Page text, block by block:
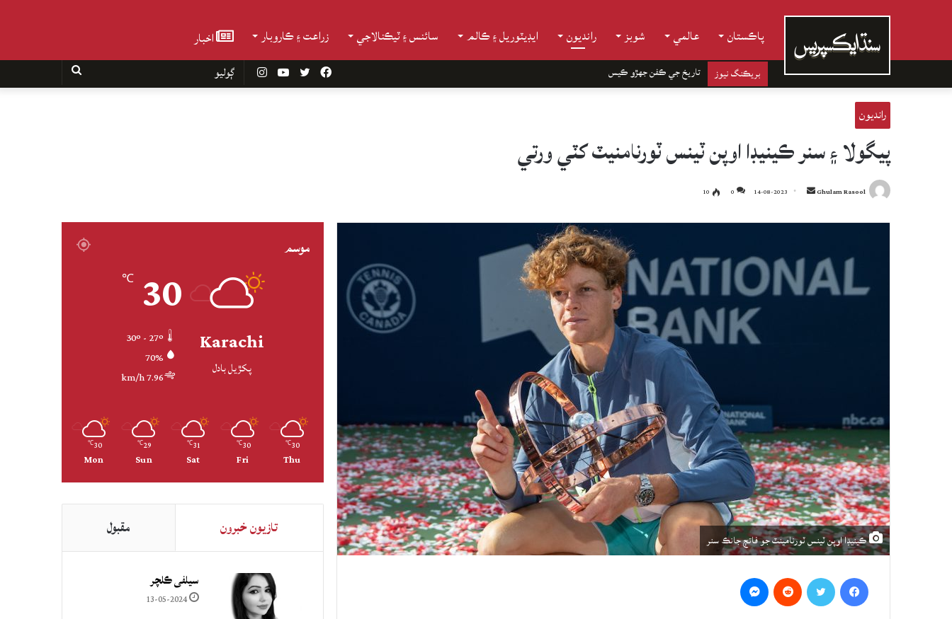
پاڪستان عالمي شوبز رانديون ايڊيٽوريل ۽ ڪالم سائنس ۽ ٽيڪنالاجي زراعت ۽ ڪاروبار اخبار
بريڪنگ نيوز تاريخ جي ڪفن جھڙو ڪيس InstagramYouTube Twitter
Facebook
رانديون
پيگولا ۽ سنر ڪينيڊا اوپن ٽينس ٽورنامنيٽ کٽي ورتي
Ghulam Rasool
Send
email
14-08-2023
0
10
ڪينيڊا اوپن ٽينس ٽورنامينٽ جو فاتڄ جانڪ سنر
موسم
Karachi
پکڙيل بادل
30
℃
70%
7.96 km/h
30
℃
Thu
30
℃
Fri
31
℃
Sat
29
℃
Sun
30
℃
Mon
تازيون خبرون مقبول
سيلفي ڪلچر
13-05-2024